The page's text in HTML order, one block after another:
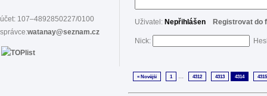
účet: 107–4892850227/0100
správce:watanay@seznam.cz
Uživatel: Nepřihlášen Registrovat do
Nick:
« Novější 1 ... 4312 4313 4314 4315